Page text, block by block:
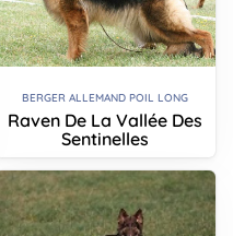
BERGER ALLEMAND POIL LONG
Raven De La Vallée Des
Sentinelles